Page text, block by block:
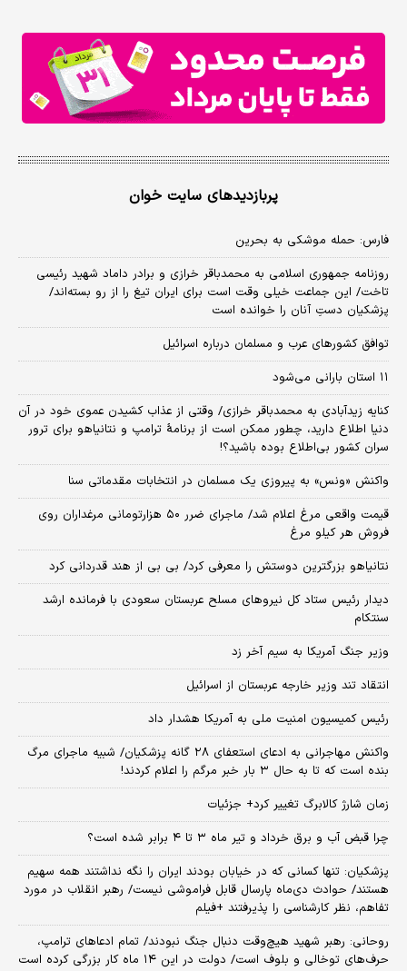
پربازدیدهای سایت خوان
فارس: حمله موشکی به بحرین
روزنامه جمهوری اسلامی به محمدباقر خرازی و برادر داماد شهید رئیسی
تاخت/ این جماعت خیلی وقت است برای ایران تیغ را از رو بسته‌اند/
پزشکیان دستِ آنان را خوانده است
توافق کشورهای عرب و مسلمان درباره اسرائیل
۱۱ استان بارانی می‌شود
کنایه زیدآبادی به محمدباقر خرازی/ وقتی از عذاب کشیدن عموی خود در آن
دنیا اطلاع دارید، چطور ممکن است از برنامهٔ ترامپ و نتانیاهو برای ترور
سران کشور بی‌اطلاع بوده باشید؟!
واکنش «ونس» به پیروزی یک مسلمان در انتخابات مقدماتی سنا
قیمت واقعی مرغ اعلام شد/ ماجرای ضرر ۵۰ هزارتومانی مرغداران روی
فروش هر کیلو مرغ
نتانیاهو بزرگترین دوستش را معرفی کرد/ بی بی از هند قدردانی کرد
دیدار رئیس ستاد کل نیروهای مسلح عربستان سعودی با فرمانده ارشد
سنتکام
وزیر جنگ آمریکا به سیم آخر زد
انتقاد تند وزیر خارجه عربستان از اسرائیل
رئیس کمیسیون امنیت ملی به آمریکا هشدار داد
واکنش مهاجرانی به ادعای استعفای ۲۸ گانه پزشکیان/ شبیه ماجرای مرگ
بنده است که تا به حال ۳ بار خبر مرگم را اعلام کردند!
زمان شارژ کالابرگ تغییر کرد+ جزئیات
چرا قبض آب و برق خرداد و تیر ماه ۳ تا ۴ برابر شده است؟
پزشکیان: تنها کسانی که در خیابان بودند ایران را نگه نداشتند همه سهیم
هستند/ حوادث دی‌ماه پارسال قابل فراموشی نیست/ رهبر انقلاب در مورد
تفاهم، نظر کارشناسی را پذیرفتند +فیلم
روحانی: رهبر شهید هیچ‌وقت دنبال جنگ نبودند/ تمام ادعاهای ترامپ،
حرف‌های توخالی و بلوف است/ دولت در این ۱۴ ماه کار بزرگی کرده است